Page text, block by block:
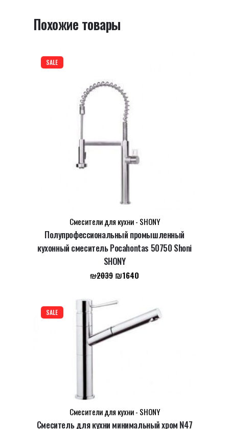
другой
Обязательные поля помечены
LEAVE A REPLY
Сохранить моё имя, email и адрес сайта в этом
браузере для последующих моих комментариев.
Похожие товары
SALE
Смесители для кухни - SHONY
Полупрофессиональный промышленный
кухонный смеситель Pocahontas 50750 Shoni
SHONY
₪2039 Первоначальная
составляла
₪2039.
₪1640
SALE
Смесители для кухни - SHONY
Смеситель для кухни минимальный хром N47